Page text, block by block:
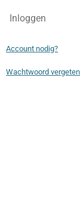
Inloggen
Account nodig?
Wachtwoord